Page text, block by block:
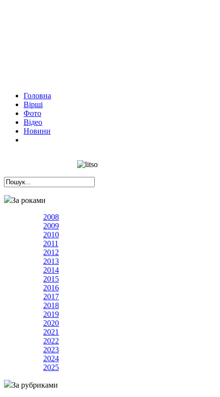
Головна
Вірші
Фото
Відео
Новини
За роками
2008
2009
2010
2011
2012
2013
2014
2015
2016
2017
2018
2019
2020
2021
2022
2023
2024
2025
За рубриками